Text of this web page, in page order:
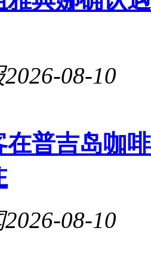
2026-08-10
在普吉岛咖
2026-08-10